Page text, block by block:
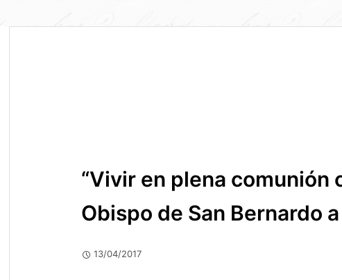
“Vivir en plena comunión
Obispo de San Bernardo
13/04/2017